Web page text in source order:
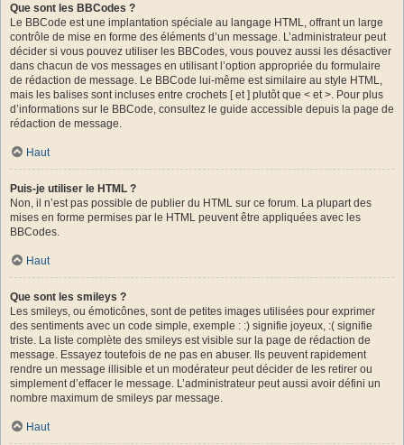
Que sont les BBCodes ?
Le BBCode est une implantation spéciale au langage HTML, offrant un large
contrôle de mise en forme des éléments d’un message. L’administrateur peut
décider si vous pouvez utiliser les BBCodes, vous pouvez aussi les désactiver
dans chacun de vos messages en utilisant l’option appropriée du formulaire
de rédaction de message. Le BBCode lui-même est similaire au style HTML,
mais les balises sont incluses entre crochets [ et ] plutôt que < et >. Pour plus
d’informations sur le BBCode, consultez le guide accessible depuis la page de
rédaction de message.
Haut
Puis-je utiliser le HTML ?
Non, il n’est pas possible de publier du HTML sur ce forum. La plupart des
mises en forme permises par le HTML peuvent être appliquées avec les
BBCodes.
Haut
Que sont les smileys ?
Les smileys, ou émoticônes, sont de petites images utilisées pour exprimer
des sentiments avec un code simple, exemple : :) signifie joyeux, :( signifie
triste. La liste complète des smileys est visible sur la page de rédaction de
message. Essayez toutefois de ne pas en abuser. Ils peuvent rapidement
rendre un message illisible et un modérateur peut décider de les retirer ou
simplement d’effacer le message. L’administrateur peut aussi avoir défini un
nombre maximum de smileys par message.
Haut